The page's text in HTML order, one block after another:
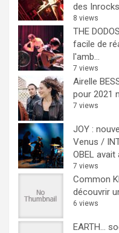
des
8 views
THE
facile de
l'amb...
7 views
Airelle
pour 2021
7 views
JOY :
Venus /
OBEL
7 views
Common
découvrir
6 views
EARTH…